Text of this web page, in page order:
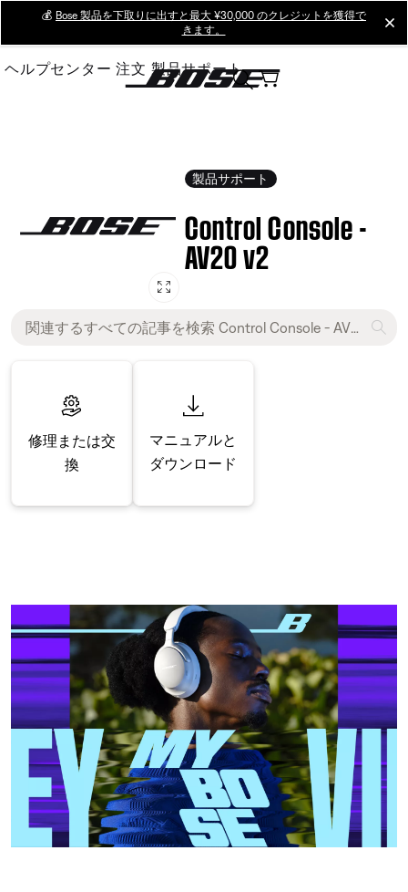
Main
💰 Bose 製品を下取りに出すと最大 ¥30,000 のクレジットを獲得で
きます。
ヘルプセンター 注文 製品サポート
製品サポート
Control Console -
AV20 v2
修理または交
換
マニュアルと
ダウンロード